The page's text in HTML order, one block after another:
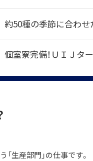
約50種の季節に合わせ
個室寮完備！ＵＩＪタ
生産部門」の仕事です。